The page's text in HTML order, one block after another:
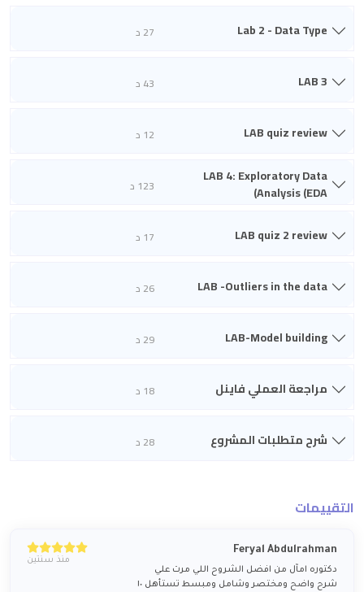
Lab 2 - Data Type 27 د
LAB 3 43 د
LAB quiz review 12 د
LAB 4: Exploratory Data
Analysis (EDA)
123 د
LAB quiz 2 review 17 د
LAB -Outliers in the data 26 د
LAB-Model building 29 د
مراجعة العملي فاينل 18 د
شرح متطلبات المشروع 28 د
التقييمات
Feryal Abdulrahman
دكتوره امآل من افضل الشروح اللي مرت علي
شرح واضح ومختصر وشامل ومبسط تستأهل ١٠
منذ سنتين